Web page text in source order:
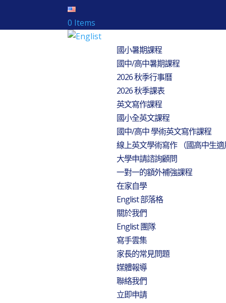
0 Items
國小暑期課程
國中/高中暑期課程
2026 秋季行事曆
2026 秋季課表
英文寫作課程
國小全英文課程
國中/高中 學術英文寫作課程
線上英文學術寫作 （國高中生
大學申請諮詢顧問
一對一的額外補強課程
在家自學
Englist 部落格
關於我們
Englist 團隊
寫手雲集
家長的常見問題
媒體報導
聯絡我們
立即申請